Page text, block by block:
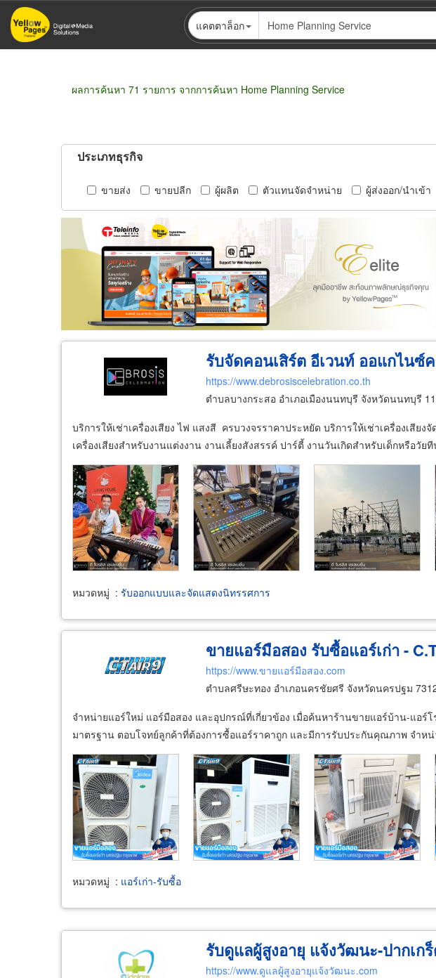
ข้าม
ไป
แคตตาล็อก
ผลการค้นหา 71 รายการ จากการค้นหา Home Planning Service
ประเภทธุรกิจ
ขายส่ง ขายปลีก ผู้ผลิต ตัวแทนจัดจำหน่าย ผู้ส่งออก/นำเข้า
รับจัดคอนเสิร์ต อีเวนท์ ออแกไนซ์
https://www.debrosiscelebration.co.th
ตำบลบางกระสอ อำเภอเมืองนนทบุรี จังหวัดนนทบุรี
บริการให้เช่าเครื่องเสียง ไฟ แสงสี ครบวงจรราคาประหยัด บริการให้เช่าเครื่องเสีย
เครื่องเสียงสำหรับงานแต่งงาน งานเลี้ยงสังสรรค์ ปาร์ตี้ งานวันเกิดสำหรับเด็กหรือวัย
หมวดหมู่ : รับออกแบบและจัดแสดงนิทรรศการ
ขายแอร์มือสอง รับซื้อแอร์เก่า -
https://www.ขายแอร์มือสอง.com
ตำบลศรีษะทอง อำเภอนครชัยศรี จังหวัดนครปฐม
จำหน่ายแอร์ใหม่ แอร์มือสอง และอุปกรณ์ที่เกี่ยวข้อง เมื่อค้นหาร้านขายแอร์บ้าน-แอ
มาตรฐาน ตอบโจทย์ลูกค้าที่ต้องการซื้อแอร์ราคาถูก และมีการรับประกันคุณภาพ จำห
หมวดหมู่ : แอร์เก่า-รับซื้อ
รับดูแลผู้สูงอายุ แจ้งวัฒนะ-ปากเก
https://www.ดูแลผู้สูงอายุแจ้งวัฒนะ.com
Pagination